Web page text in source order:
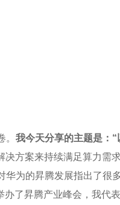
。我今天分享的主题是：
方案来持续满足算力需求
为的昇腾发展指出了很
了昇腾产业峰会，我代